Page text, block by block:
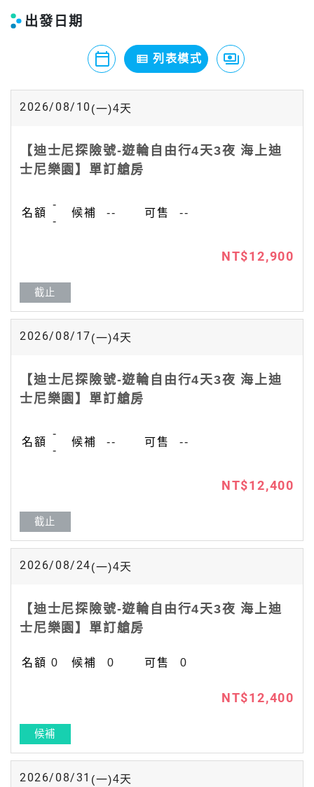
出發日期
calendar_today
月曆模式
view_list
列表模式 payments
價格模式
2026/08/10 (一)4天
【迪士尼探險號-遊輪自由行4天3夜 海上迪
士尼樂園】單訂艙房
-
-
-- --
NT$12,900
截止
2026/08/17(一)4天
【迪士尼探險號-遊輪自由行4天3夜 海上迪
士尼樂園】單訂艙房
-
-
-- --
NT$12,400
截止
2026/08/24(一)4天
【迪士尼探險號-遊輪自由行4天3夜 海上迪
士尼樂園】單訂艙房
0 0 0
NT$12,400
候補
2026/08/31 (一)4天